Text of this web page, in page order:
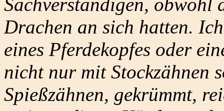
Drachen an sich hatten.
eines Pferdekopfes oder
nicht nur mit Stockzähnen
Spießzähnen, gekrümmt,